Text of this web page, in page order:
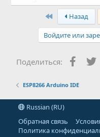
First Назад
Войдите или
Поделиться:
ESP8266 Arduino IDE
Russian (RU)
Обратная связь
Политика